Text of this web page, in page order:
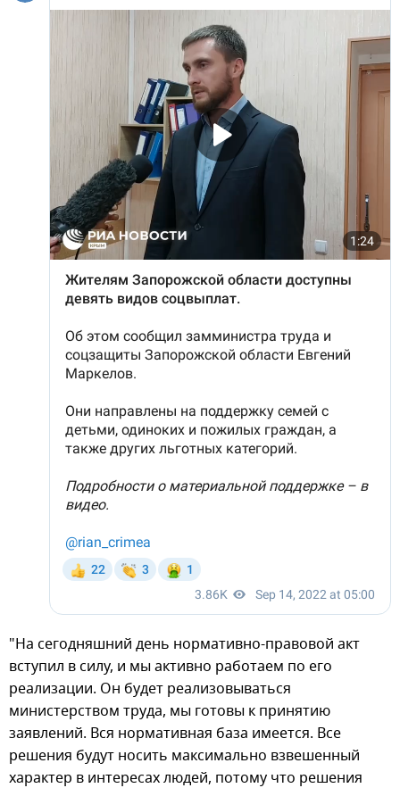
"На сегодняшний день нормативно-правовой акт
вступил в силу, и мы активно работаем по его
реализации. Он будет реализовываться
министерством труда, мы готовы к принятию
заявлений. Вся нормативная база имеется. Все
решения будут носить максимально взвешенный
характер в интересах людей, потому что решения